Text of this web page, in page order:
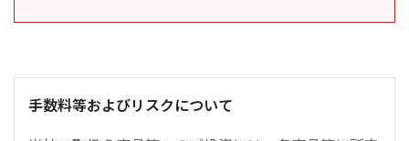
手数料等およびリスクについて